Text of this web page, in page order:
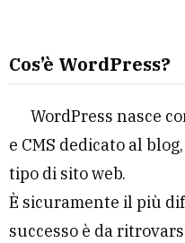
Cos’è WordPress?
WordPress nasce
e CMS dedicato al
tipo di sito web.
È sicuramente il più
successo è da